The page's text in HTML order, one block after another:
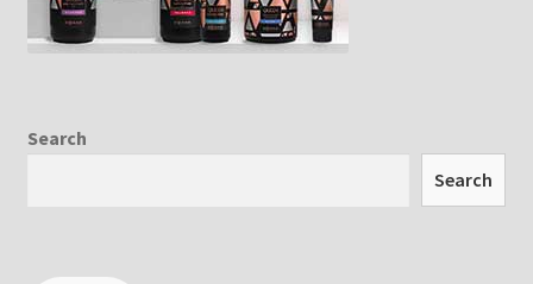
Search
Search